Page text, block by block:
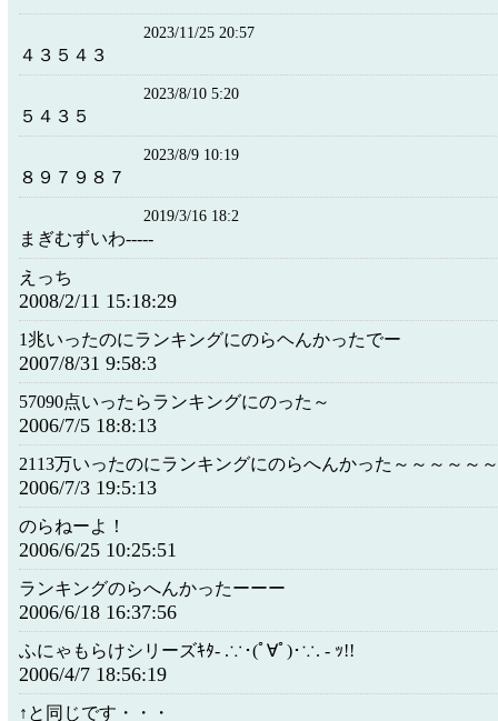
2023/11/25 20:57
４３５４３
2023/8/10 5:20
５４３５
2023/8/9 10:19
８９７９８７
2019/3/16 18:2
まぎむずいわ-----
えっち
2008/2/11 15:18:29
1兆いったのにランキングにのらヘんかったでー
2007/8/31 9:58:3
57090点いったらランキングにのった～
2006/7/5 18:8:13
2113万いったのにランキングにのらへんかった～～～～～～
2006/7/3 19:5:13
のらねーよ！
2006/6/25 10:25:51
ランキングのらへんかったーーー
2006/6/18 16:37:56
ふにゃもらけシリーズｷﾀ- .∵･(ﾟ∀ﾟ)･∵. - ｯ!!
2006/4/7 18:56:19
↑と同じです・・・